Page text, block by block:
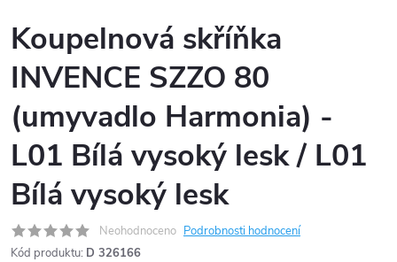
Koupelnová skříňka
INVENCE SZZO 80
(umyvadlo Harmonia) -
L01 Bílá vysoký lesk / L01
Bílá vysoký lesk
Neohodnoceno Podrobnosti hodnocení
Kód produktu: D 326166